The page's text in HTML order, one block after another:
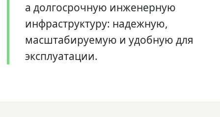
а долгосрочную инженерную
инфраструктуру: надежную,
масштабируемую и удобную для
эксплуатации.